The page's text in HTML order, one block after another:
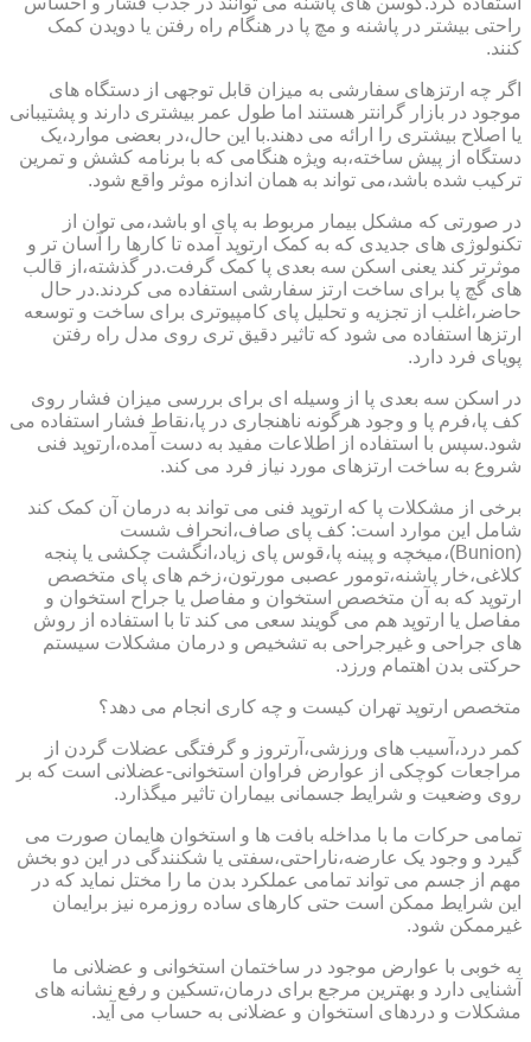
راحتی بیشتر در پاشنه و مچ پا در هنگام راه رفتن یا دویدن کمک
کنند.
اگر چه ارتزهای سفارشی به میزان قابل توجهی از دستگاه های
موجود در بازار گرانتر هستند اما طول عمر بیشتری دارند و پشتیبانی
یا اصلاح بیشتری را ارائه می دهند.با این حال،در بعضی موارد،یک
دستگاه از پیش ساخته،به ویژه هنگامی که با برنامه کشش و تمرین
ترکیب شده باشد،می تواند به همان اندازه موثر واقع شود.
در صورتی که مشکل بیمار مربوط به پای او باشد،می توان از
تکنولوژی های جدیدی که به کمک ارتوپد آمده تا کارها را آسان تر و
موثرتر کند یعنی اسکن سه بعدی پا کمک گرفت.در گذشته،از قالب
های گچ پا برای ساخت ارتز سفارشی استفاده می کردند.در حال
حاضر،اغلب از تجزیه و تحلیل پای کامپیوتری برای ساخت و توسعه
ارتزها استفاده می شود که تاثیر دقیق تری روی مدل راه رفتن
پویای فرد دارد.
در اسکن سه بعدی پا از وسیله ای برای بررسی میزان فشار روی
کف پا،فرم پا و وجود هرگونه ناهنجاری در پا،نقاط فشار استفاده می
شود.سپس با استفاده از اطلاعات مفید به دست آمده،ارتوپد فنی
شروع به ساخت ارتزهای مورد نیاز فرد می کند.
برخی از مشکلات پا که ارتوپد فنی می تواند به درمان آن کمک کند
شامل این موارد است: کف پای صاف،انحراف شست
(Bunion)،میخچه و پینه پا،قوس پای زیاد،انگشت چکشی یا پنجه
کلاغی،خار پاشنه،تومور عصبی مورتون،زخم های پای متخصص
ارتوپد که به آن متخصص استخوان و مفاصل یا جراح استخوان و
مفاصل یا ارتوپد هم می گویند سعی می کند تا با استفاده از روش
های جراحی و غیرجراحی به تشخیص و درمان مشکلات سیستم
حرکتی بدن اهتمام ورزد.
متخصص ارتوپد تهران کیست و چه کاری انجام می دهد؟
کمر درد،آسیب های ورزشی،آرتروز و گرفتگی عضلات گردن از
مراجعات کوچکی از عوارض فراوان استخوانی-عضلانی است که بر
روی وضعیت و شرایط جسمانی بیماران تاثیر میگذارد.
تمامی حرکات ما با مداخله بافت ها و استخوان هایمان صورت می
گیرد و وجود یک عارضه،ناراحتی،سفتی یا شکنندگی در این دو بخش
مهم از جسم می تواند تمامی عملکرد بدن ما را مختل نماید که در
این شرایط ممکن است حتی کارهای ساده روزمره نیز برایمان
غیرممکن شود.
به خوبی با عوارض موجود در ساختمان استخوانی و عضلانی ما
آشنایی دارد و بهترین مرجع برای درمان،تسکین و رفع نشانه های
مشکلات و دردهای استخوان و عضلانی به حساب می آید.